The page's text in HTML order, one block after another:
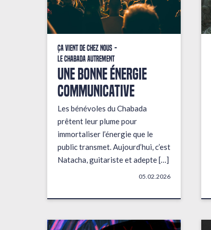
Ça vient de chez nous
Le Chabada autrement
une bonne énergie
communicative
Les bénévoles du Chabada
prêtent leur plume pour
immortaliser l’énergie que le
public transmet. Aujourd’hui, c’est
Natacha, guitariste et adepte […]
05.02.2026